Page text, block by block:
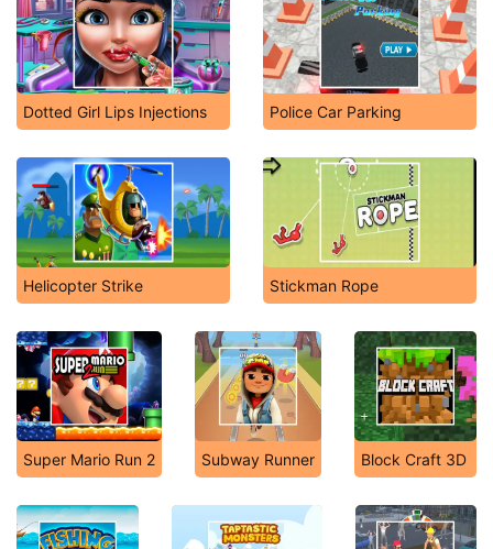
Dotted Girl Lips Injections Police Car Parking
Helicopter Strike Stickman Rope
Super Mario Run 2 Subway Runner Block Craft 3D